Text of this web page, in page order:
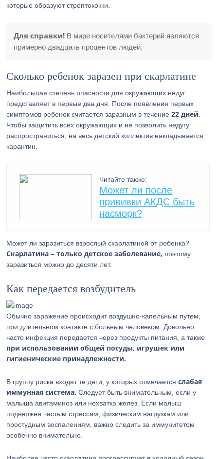
которые образуют стрептококки.
Для справки! В мире носителями бактерий являются
примерно двадцать процентов людей.
Сколько ребенок заразен при скарлатине
Наибольшая степень опасности для окружающих недуг
представляет в первые два дня. После появления первых
симптомов ребенок считается заразным в течение22 дней
Чтобы защитить всех окружающих и не позволить недугу
распространиться, на весь детский коллектив накладывается
карантин.
Читайте также:
Может ли после
прививки АКДС быть
насморк?
Может ли заразиться взрослый скарлатиной от ребенка?
Скарлатина – только детское заболевание, поэтому
заразиться можно до десяти лет.
Как передается возбудитель
Обычно заражение происходит воздушно-капельным путем,
при длительном контакте с больным человеком. Довольно
часто инфекция передается через продукты питания, а также
при использовании общей посуды, игрушек или
гигиенические принадлежности.
В группу риска входят те дети, у которых отмечаетсяслабая
иммунная система. Следует быть внимательным, если у
малыша авитаминоз или нехватка желез. Если малыш
подвержен частым стрессам, физическим нагрузкам или
простудным воспалениям, важно следить за иммунитетом
особенно внимательно.